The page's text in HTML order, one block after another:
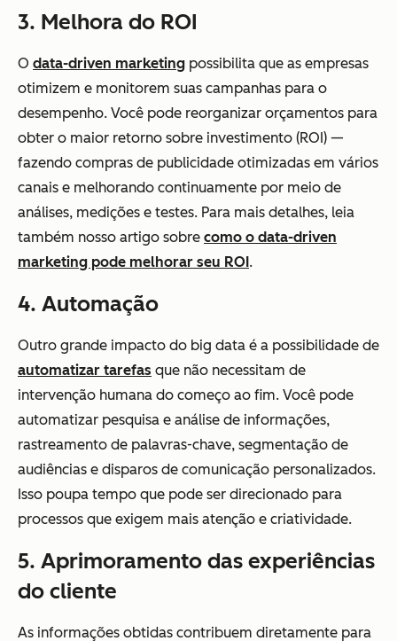
3. Melhora do ROI
O data-driven marketing possibilita que as empresas
otimizem e monitorem suas campanhas para o
desempenho. Você pode reorganizar orçamentos para
obter o maior retorno sobre investimento (ROI) —
fazendo compras de publicidade otimizadas em vários
canais e melhorando continuamente por meio de
análises, medições e testes. Para mais detalhes, leia
também nosso artigo sobre como o data-driven
marketing pode melhorar seu ROI.
4. Automação
Outro grande impacto do big data é a possibilidade de
automatizar tarefas que não necessitam de
intervenção humana do começo ao fim. Você pode
automatizar pesquisa e análise de informações,
rastreamento de palavras-chave, segmentação de
audiências e disparos de comunicação personalizados.
Isso poupa tempo que pode ser direcionado para
processos que exigem mais atenção e criatividade.
5. Aprimoramento das experiências
do cliente
As informações obtidas contribuem diretamente para